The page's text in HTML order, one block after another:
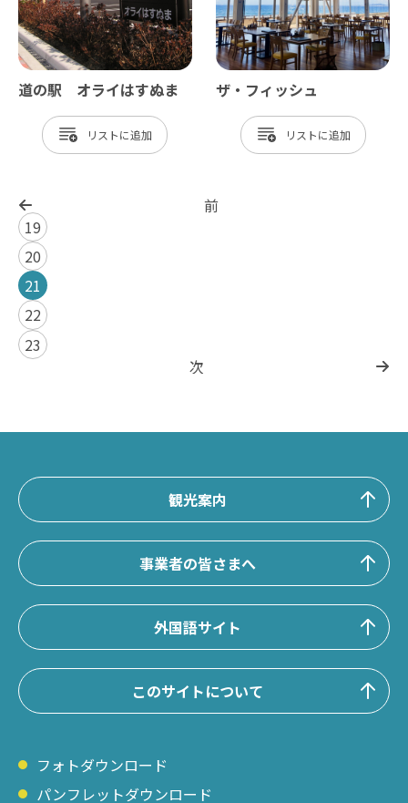
道の駅 オライはすぬま
リスト
ザ・フィッシュ
リスト
前
19
20
21
22
23
次
観光案内
事業者の皆さまへ
外国語サイト
このサイトについて
フォトダウンロード
パンフレットダウンロード